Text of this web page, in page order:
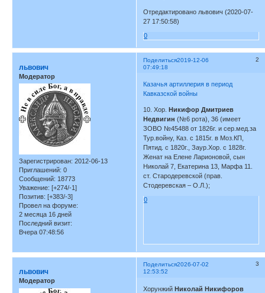
Отредактировано львович (2020-07-
27 17:50:58)
0
Поделиться 2
2019-12-06
07:49:18
львович
Модератор
Зарегистрирован: 2012-06-13
Приглашений: 0
Сообщений: 18773
Уважение: [+274/-1]
Позитив: [+383/-3]
Провел на форуме:
2 месяца 16 дней
Последний визит:
Вчера 07:48:56
Казачья артиллерия в период
Кавказской войны
10. Хор.
Никифор Дмитриев
Недвигин (№6 рота), 36 (имеет
ЗОВО №45488 от 1826г. и сер.мед.за
Тур.войну, Каз. с 1815г. в Моз.КП,
Пятид. с 1820г., Заур.Хор. с 1828г.
Женат на Елене Ларионовой, сын
Николай 7, Екатерина 13, Марфа 11.
ст. Стародеревской (прав.
Стодеревская – О.Л.);
0
Поделиться 3
2026-07-02
12:53:52
львович
Модератор
ХорунжийНиколай Никифоров